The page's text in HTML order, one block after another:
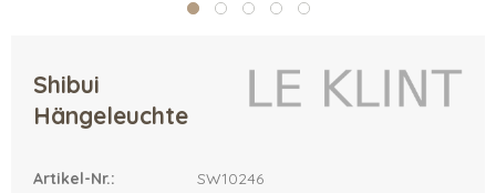
Shibui
Hängeleuchte
Artikel-Nr.: SW10246